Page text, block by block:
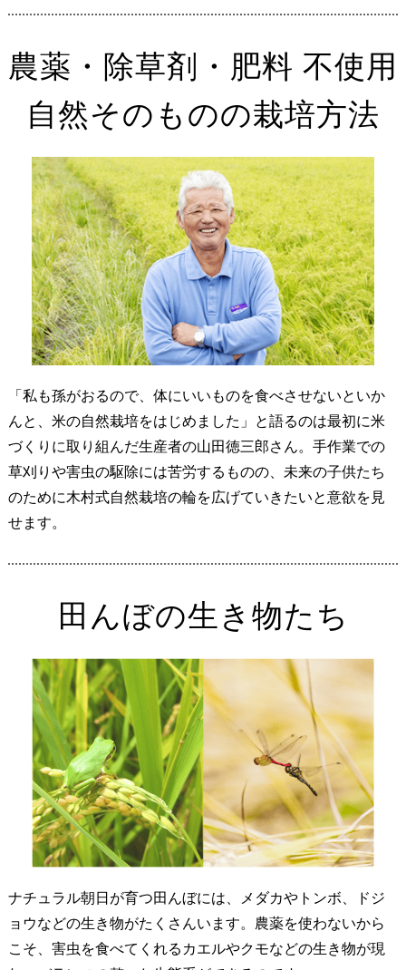
農薬・除草剤・肥料 不使用
自然そのものの栽培方法
「私も孫がおるので、体にいいものを食べさせないといか
んと、米の自然栽培をはじめました」と語るのは最初に米
づくりに取り組んだ生産者の山田徳三郎さん。手作業での
草刈りや害虫の駆除には苦労するものの、未来の子供たち
のために木村式自然栽培の輪を広げていきたいと意欲を見
せます。
田んぼの生き物たち
ナチュラル朝日が育つ田んぼには、メダカやトンボ、ドジ
ョウなどの生き物がたくさんいます。農薬を使わないから
こそ、害虫を食べてくれるカエルやクモなどの生き物が現